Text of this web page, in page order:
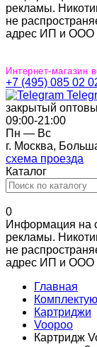
рекламы.
не
адрес ИП и ООО
Интернет-магазин
+7 (495) 085 02
закрытый
09:00‐21:00
Пн — Вс
г. Москва,
схема проезда
Каталог
0
Информация на
рекламы.
не
адрес ИП и ООО
Главная
Картриджи
Voopoo
Картридж